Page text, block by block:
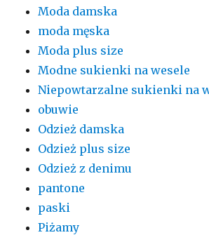
Moda damska
moda męska
Moda plus size
Modne sukienki na wesele
Niepowtarzalne sukienki na
obuwie
Odzież damska
Odzież plus size
Odzież z denimu
pantone
paski
Piżamy